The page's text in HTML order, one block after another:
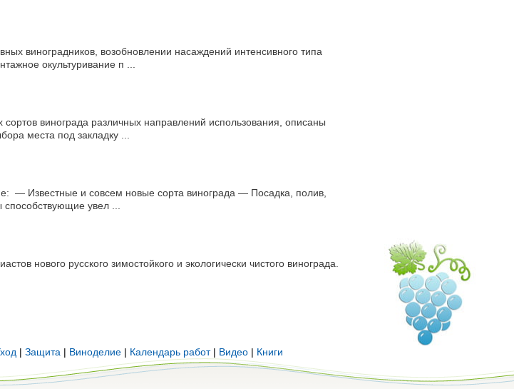
виноградников, возобновлении насаждений интенсивного типа
окультуривание п ...
винограда различных направлений использования, описаны
места под закладку ...
— Известные и совсем новые сорта винограда — Посадка, полив,
увел ...
нового русского зимостойкого и экологически чистого винограда.
| Защита | Виноделие | Календарь работ| Видео | Книги